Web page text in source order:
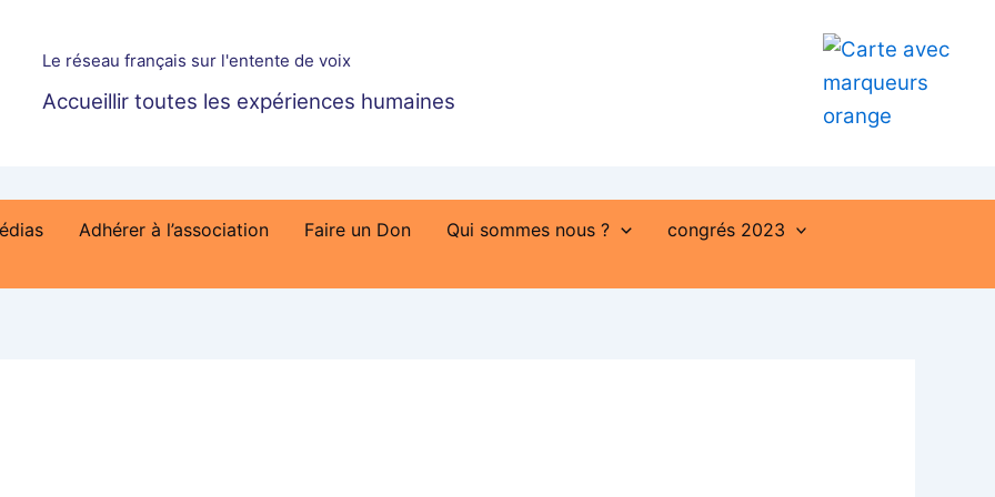
Le réseau français sur l'entente de voix
Accueillir toutes les expériences humaines
Adhérer à l’association Faire un Don Qui sommes nous ?
congrés 2023